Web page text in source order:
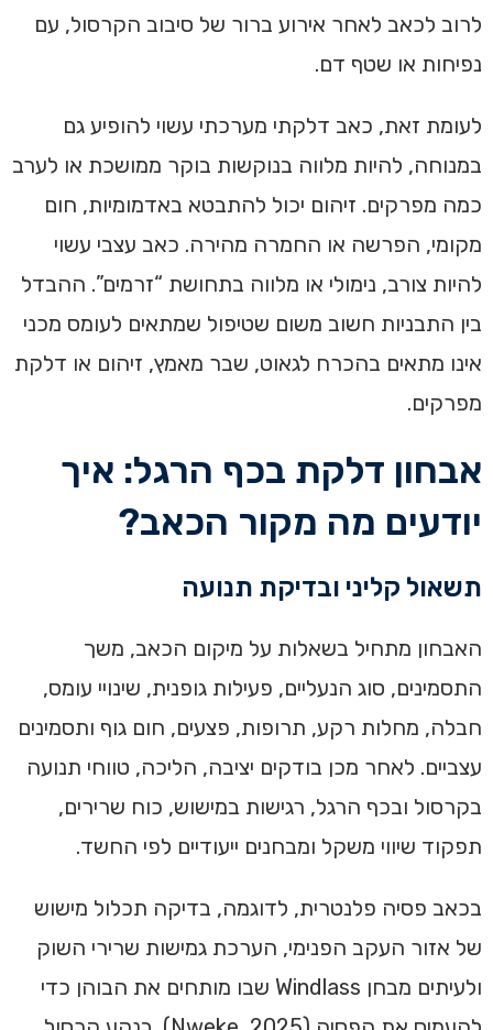
לרוב לכאב לאחר אירוע ברור של סיבוב הקרסול, עם
נפיחות או שטף דם.
לעומת זאת, כאב דלקתי מערכתי עשוי להופיע גם
במנוחה, להיות מלווה בנוקשות בוקר ממושכת או לערב
כמה מפרקים. זיהום יכול להתבטא באדמומיות, חום
מקומי, הפרשה או החמרה מהירה. כאב עצבי עשוי
להיות צורב, נימולי או מלווה בתחושת “זרמים”. ההבדל
בין התבניות חשוב משום שטיפול שמתאים לעומס מכני
אינו מתאים בהכרח לגאוט, שבר מאמץ, זיהום או דלקת
מפרקים.
אבחון דלקת בכף הרגל: איך
יודעים מה מקור הכאב?
תשאול קליני ובדיקת תנועה
האבחון מתחיל בשאלות על מיקום הכאב, משך
התסמינים, סוג הנעליים, פעילות גופנית, שינויי עומס,
חבלה, מחלות רקע, תרופות, פצעים, חום גוף ותסמינים
עצביים. לאחר מכן בודקים יציבה, הליכה, טווחי תנועה
בקרסול ובכף הרגל, רגישות במישוש, כוח שרירים,
תפקוד שיווי משקל ומבחנים ייעודיים לפי החשד.
בכאב פסיה פלנטרית, לדוגמה, בדיקה תכלול מישוש
של אזור העקב הפנימי, הערכת גמישות שרירי השוק
ולעיתים מבחן Windlass שבו מותחים את הבוהן כדי